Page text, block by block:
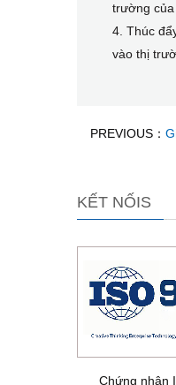
trường
4. Thúc
vào thị
PREVIOUS：
KẾT NỐIS
Chứng nhận